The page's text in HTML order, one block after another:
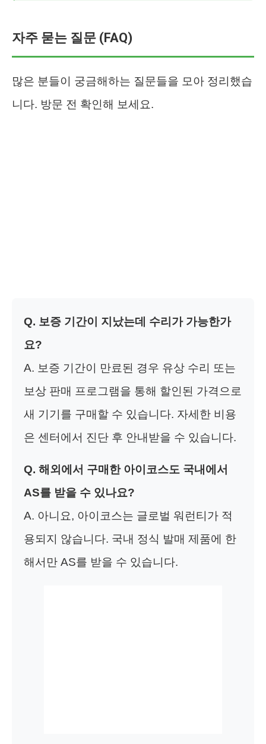
자주 묻는 질문 (FAQ)
많은 분들이 궁금해하는 질문들을 모아 정리했습
니다. 방문 전 확인해 보세요.
Q. 보증 기간이 지났는데 수리가 가능한가
요?
A. 보증 기간이 만료된 경우 유상 수리 또는
보상 판매 프로그램을 통해 할인된 가격으로
새 기기를 구매할 수 있습니다. 자세한 비용
은 센터에서 진단 후 안내받을 수 있습니다.
Q. 해외에서 구매한 아이코스도 국내에서
AS를 받을 수 있나요?
A. 아니요, 아이코스는 글로벌 워런티가 적
용되지 않습니다. 국내 정식 발매 제품에 한
해서만 AS를 받을 수 있습니다.